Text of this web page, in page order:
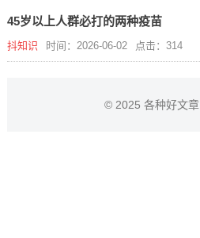
45岁以上人群必打的两种疫苗
抖知识 时间：2026-06-02 点击：314
© 2025 各种好文章